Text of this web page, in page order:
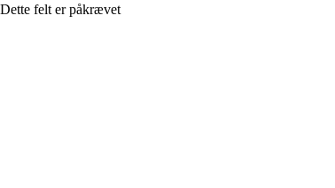
Dette felt er påkrævet